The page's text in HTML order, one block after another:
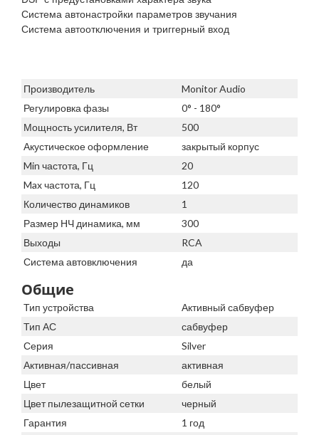
Система автонастройки параметров звучания
Система автоотключения и триггерный вход
Производитель
Monitor Audio
Регулировка фазы
0° - 180°
Мощность усилителя, Вт
500
Акустическое оформление
закрытый корпус
Min частота, Гц
20
Max частота, Гц
120
Количество динамиков
1
Размер НЧ динамика, мм
300
Выходы
RCA
Система автовключения
да
Общие
Тип устройства
Активный сабвуфер
Тип АС
сабвуфер
Серия
Silver
Активная/пассивная
активная
Цвет
белый
Цвет пылезащитной сетки
черный
Гарантия
1 год